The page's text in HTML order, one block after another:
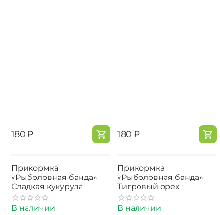
‍180‍ ₽ ‍180‍ ₽
Прикормка
«Рыболовная банда»
Сладкая кукуруза
В наличии
Прикормка
«Рыболовная банда»
Тигровый орех
В наличии